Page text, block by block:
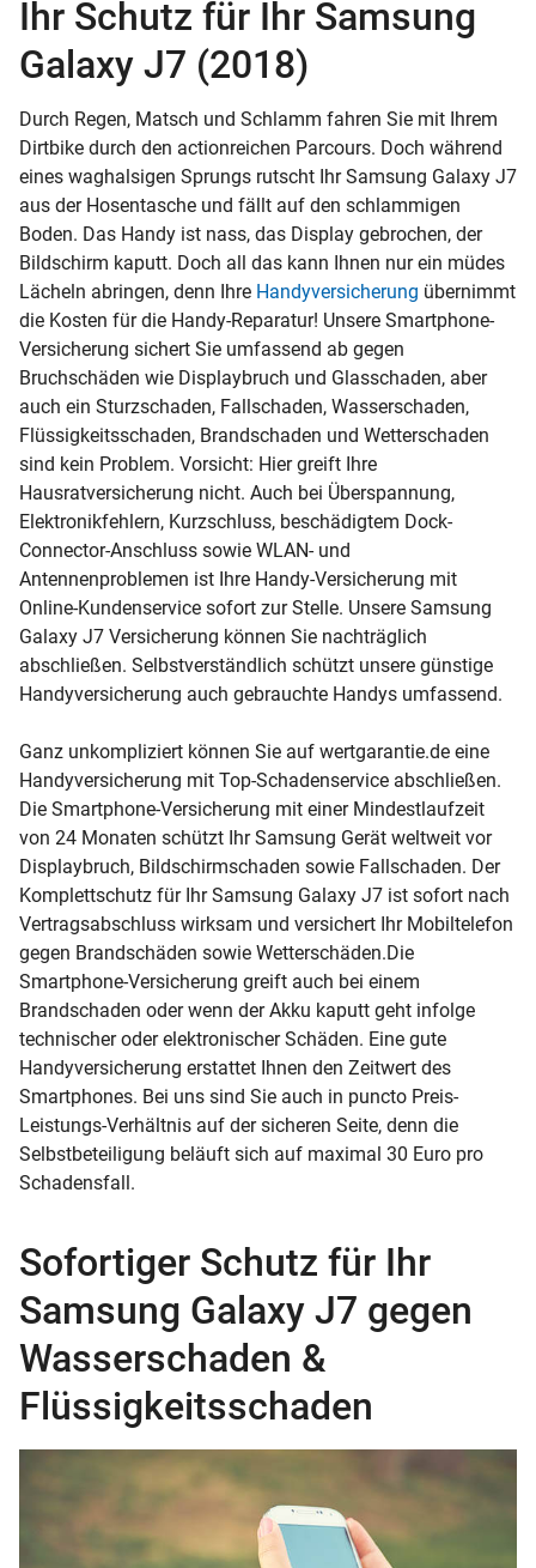
Ihr Schutz für Ihr Samsung
Galaxy J7 (2018)
Durch Regen, Matsch und Schlamm fahren Sie mit Ihrem
Dirtbike durch den actionreichen Parcours. Doch während
eines waghalsigen Sprungs rutscht Ihr Samsung Galaxy J7
aus der Hosentasche und fällt auf den schlammigen
Boden. Das Handy ist nass, das Display gebrochen, der
Bildschirm kaputt. Doch all das kann Ihnen nur ein müdes
Lächeln abringen, denn Ihre Handyversicherung übernimmt
die Kosten für die Handy-Reparatur! Unsere Smartphone-
Versicherung sichert Sie umfassend ab gegen
Bruchschäden wie Displaybruch und Glasschaden, aber
auch ein Sturzschaden, Fallschaden, Wasserschaden,
Flüssigkeitsschaden, Brandschaden und Wetterschaden
sind kein Problem. Vorsicht: Hier greift Ihre
Hausratversicherung nicht. Auch bei Überspannung,
Elektronikfehlern, Kurzschluss, beschädigtem Dock-
Connector-Anschluss sowie WLAN- und
Antennenproblemen ist Ihre Handy-Versicherung mit
Online-Kundenservice sofort zur Stelle. Unsere Samsung
Galaxy J7 Versicherung können Sie nachträglich
abschließen. Selbstverständlich schützt unsere günstige
Handyversicherung auch gebrauchte Handys umfassend.
Ganz unkompliziert können Sie auf wertgarantie.de eine
Handyversicherung mit Top-Schadenservice abschließen.
Die Smartphone-Versicherung mit einer Mindestlaufzeit
von 24 Monaten schützt Ihr Samsung Gerät weltweit vor
Displaybruch, Bildschirmschaden sowie Fallschaden. Der
Komplettschutz für Ihr Samsung Galaxy J7 ist sofort nach
Vertragsabschluss wirksam und versichert Ihr Mobiltelefon
gegen Brandschäden sowie Wetterschäden.Die
Smartphone-Versicherung greift auch bei einem
Brandschaden oder wenn der Akku kaputt geht infolge
technischer oder elektronischer Schäden. Eine gute
Handyversicherung erstattet Ihnen den Zeitwert des
Smartphones. Bei uns sind Sie auch in puncto Preis-
Leistungs-Verhältnis auf der sicheren Seite, denn die
Selbstbeteiligung beläuft sich auf maximal 30 Euro pro
Schadensfall.
Sofortiger Schutz für Ihr
Samsung Galaxy J7 gegen
Wasserschaden &
Flüssigkeitsschaden